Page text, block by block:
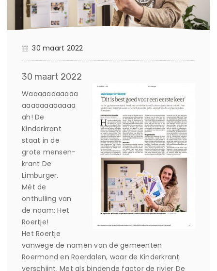
30 maart 2022
30 maart 2022
Waaaaaaaaaaa
aaaaaaaaaaaa
ah! De
Kinderkrant
staat in de
grote mensen-
krant De
Limburger.
Mét de
onthulling van
de naam: Het
Roertje!
Het Roertje
vanwege de namen van de gemeenten
Roermond en Roerdalen, waar de Kinderkrant
verschijnt. Met als bindende factor de rivier De